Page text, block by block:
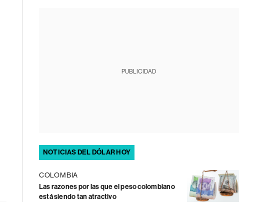
PUBLICIDAD
NOTICIAS DEL DÓLAR HOY
COLOMBIA
Las razones por las que el peso colombiano
está siendo tan atractivo